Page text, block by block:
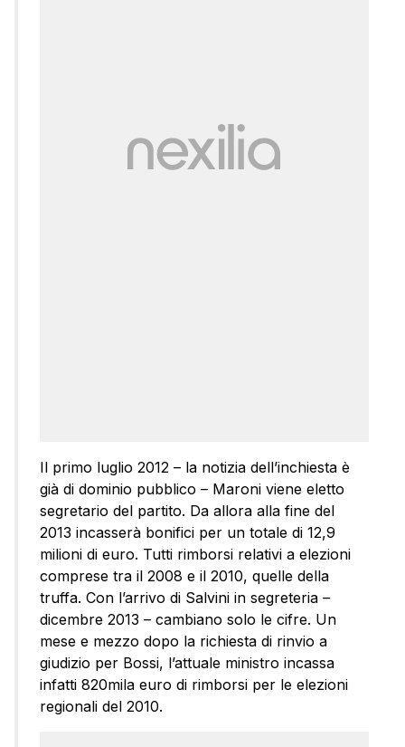
Il primo luglio 2012 – la notizia dell’inchiesta è
già di dominio pubblico – Maroni viene eletto
segretario del partito. Da allora alla fine del
2013 incasserà bonifici per un totale di 12,9
milioni di euro. Tutti rimborsi relativi a elezioni
comprese tra il 2008 e il 2010, quelle della
truffa. Con l’arrivo di Salvini in segreteria –
dicembre 2013 – cambiano solo le cifre. Un
mese e mezzo dopo la richiesta di rinvio a
giudizio per Bossi, l’attuale ministro incassa
infatti 820mila euro di rimborsi per le elezioni
regionali del 2010.